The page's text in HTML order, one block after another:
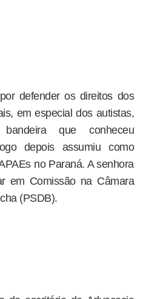
defender os direitos dos
em especial dos autistas,
que conheceu
depois assumiu como
no Paraná. A senhora
em Comissão na Câmara
(PSDB).